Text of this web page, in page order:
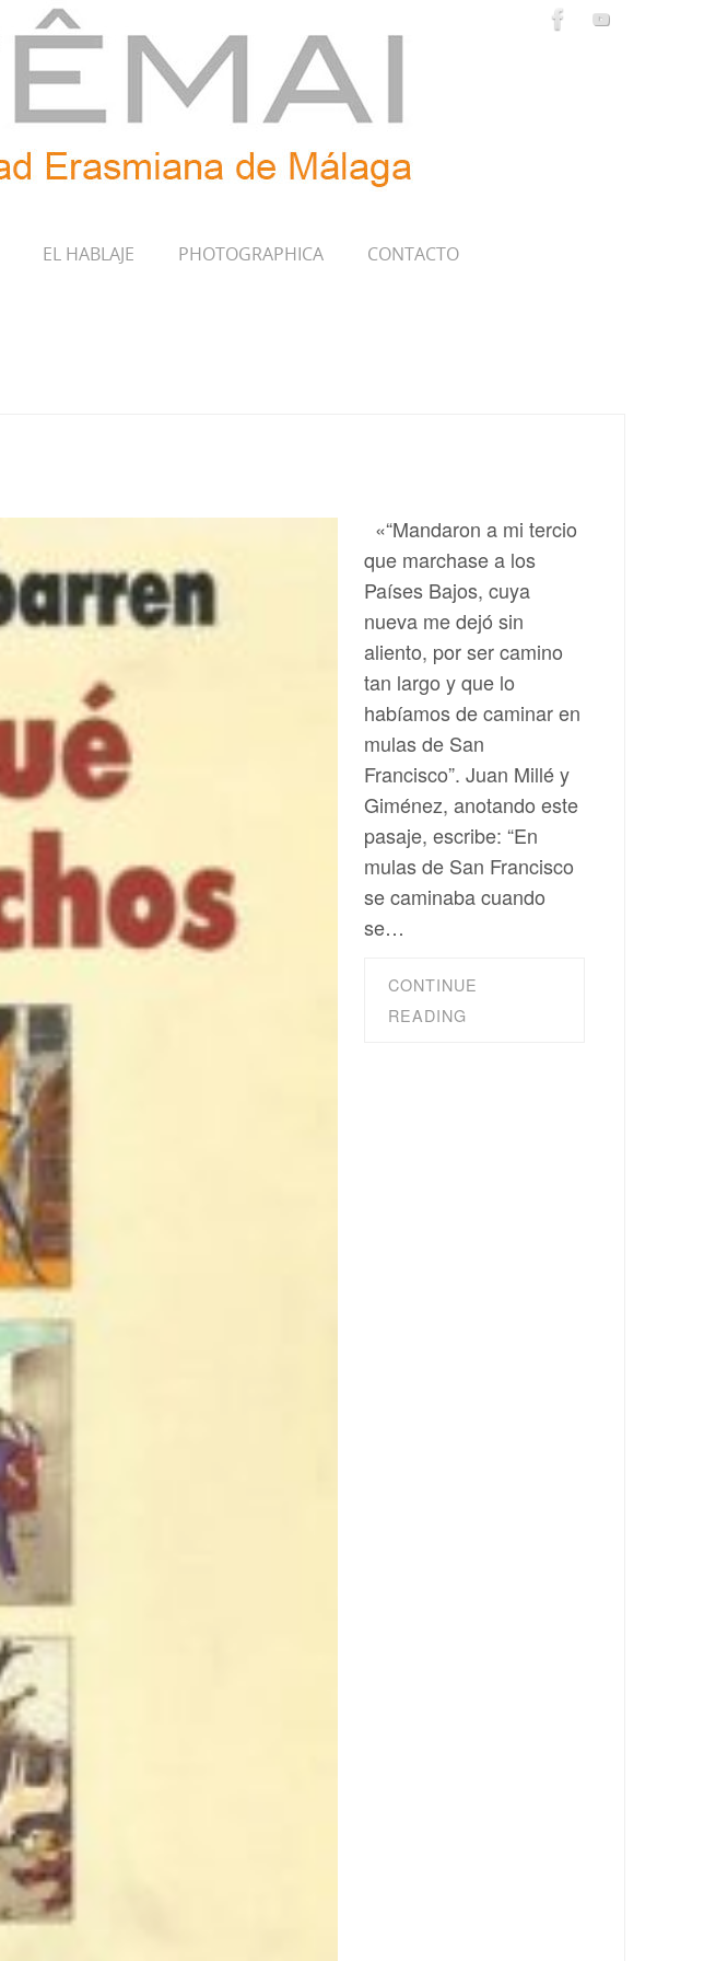
EL HABLAJE PHOTOGRAPHICA CONTACTO
«“Mandaron a mi tercio
que marchase a los
Países Bajos, cuya
nueva me dejó sin
aliento, por ser camino
tan largo y que lo
habíamos de caminar en
mulas de San
Francisco”. Juan Millé y
Giménez, anotando este
pasaje, escribe: “En
mulas de San Francisco
se caminaba cuando
se…
CONTINUE
READING